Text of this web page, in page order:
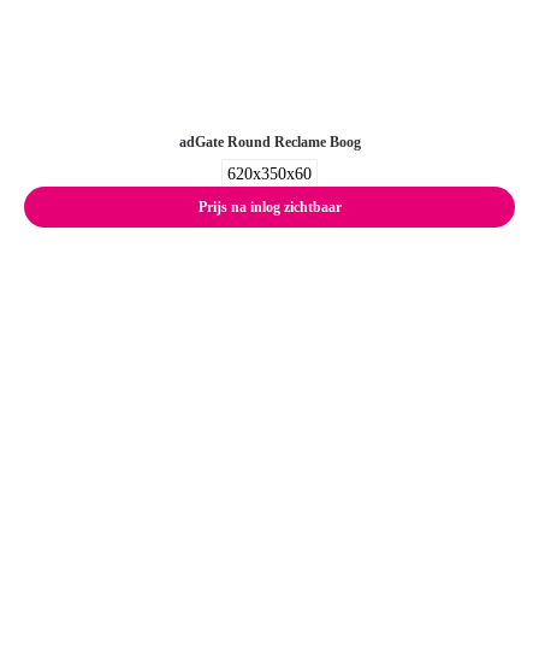
adGate Round Reclame Boog
620x350x60
Prijs na inlog zichtbaar